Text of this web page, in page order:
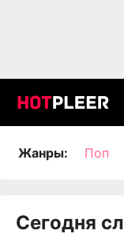
Жанры: Поп
Сегодня